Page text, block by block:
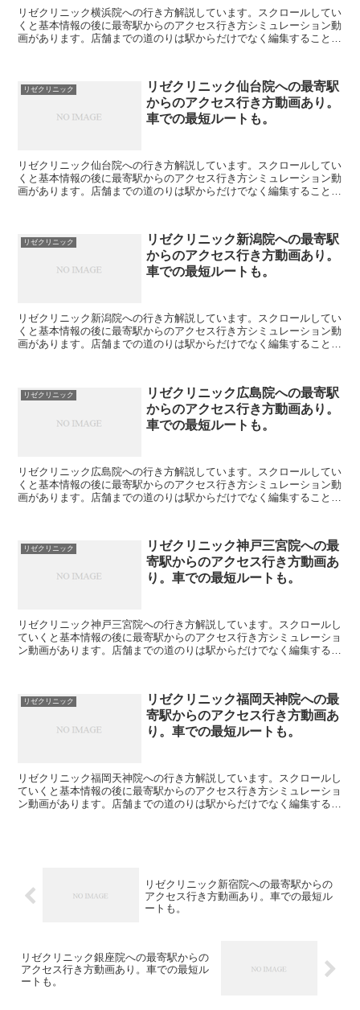
リゼクリニック横浜院への行き方解説しています。スクロールしてい
くと基本情報の後に最寄駅からのアクセス行き方シミュレーション動
画があります。店舗までの道のりは駅からだけでなく編集することで
リゼクリニック
リゼクリニック仙台院への最寄駅
からのアクセス行き方動画あり。
車での最短ルートも。
リゼクリニック仙台院への行き方解説しています。スクロールしてい
くと基本情報の後に最寄駅からのアクセス行き方シミュレーション動
画があります。店舗までの道のりは駅からだけでなく編集することで
リゼクリニック
リゼクリニック新潟院への最寄駅
からのアクセス行き方動画あり。
車での最短ルートも。
リゼクリニック新潟院への行き方解説しています。スクロールしてい
くと基本情報の後に最寄駅からのアクセス行き方シミュレーション動
画があります。店舗までの道のりは駅からだけでなく編集することで
リゼクリニック
リゼクリニック広島院への最寄駅
からのアクセス行き方動画あり。
車での最短ルートも。
リゼクリニック広島院への行き方解説しています。スクロールしてい
くと基本情報の後に最寄駅からのアクセス行き方シミュレーション動
画があります。店舗までの道のりは駅からだけでなく編集することで
リゼクリニック
リゼクリニック神戸三宮院への最
寄駅からのアクセス行き方動画あ
り。車での最短ルートも。
リゼクリニック神戸三宮院への行き方解説しています。スクロールし
ていくと基本情報の後に最寄駅からのアクセス行き方シミュレーショ
ン動画があります。店舗までの道のりは駅からだけでなく編集するこ
リゼクリニック
リゼクリニック福岡天神院への最
寄駅からのアクセス行き方動画あ
り。車での最短ルートも。
リゼクリニック福岡天神院への行き方解説しています。スクロールし
ていくと基本情報の後に最寄駅からのアクセス行き方シミュレーショ
ン動画があります。店舗までの道のりは駅からだけでなく編集するこ
リゼクリニック新宿院への最寄駅からの
アクセス行き方動画あり。車での最短ル
ートも。
リゼクリニック銀座院への最寄駅からの
アクセス行き方動画あり。車での最短ル
ートも。